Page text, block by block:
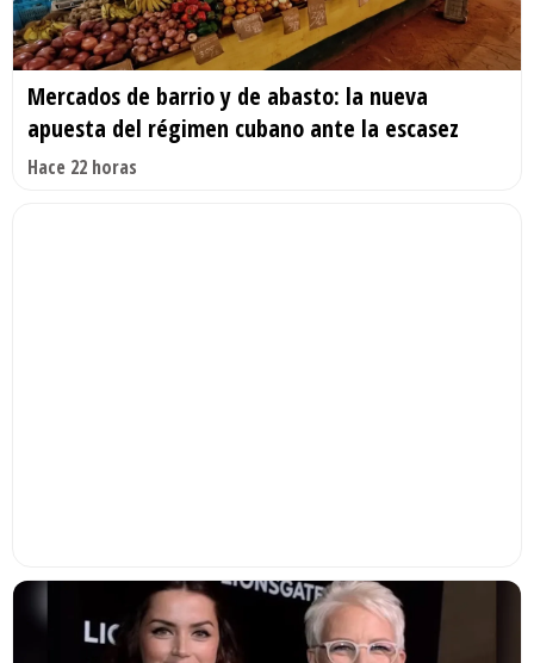
Mercados de barrio y de abasto: la nueva
apuesta del régimen cubano ante la escasez
Hace 22 horas